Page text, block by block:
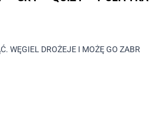
WĘGIEL DROŻEJE I MOŻĘ GO